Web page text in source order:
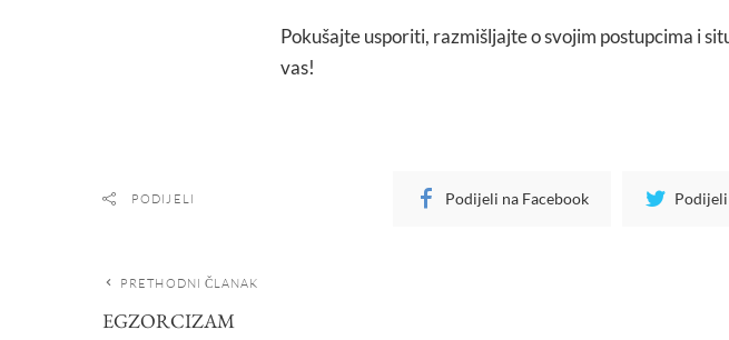
Pokušajte usporiti, razmišljajte o svojim postupcima i
vas!
PODIJELI Podijeli na Facebook
PRETHODNI ČLANAK
EGZORCIZAM